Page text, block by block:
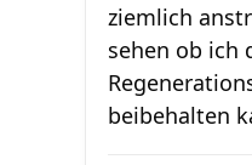
ziemlich
sehen ob ich
beibehalten